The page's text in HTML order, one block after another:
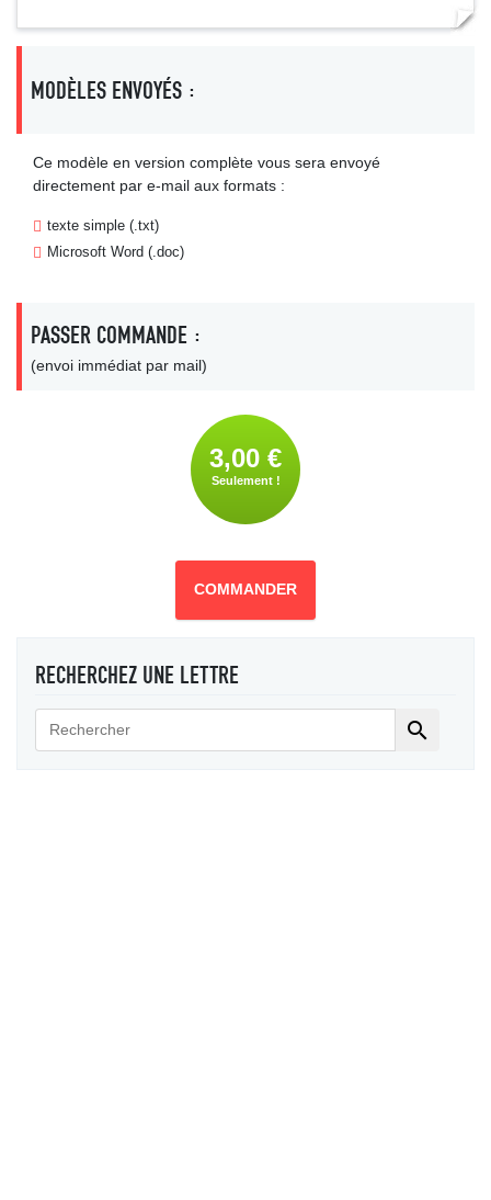
MODÈLES ENVOYÉS :
Ce modèle en version complète vous sera envoyé
directement par e-mail aux formats :
texte simple (.txt)
Microsoft Word (.doc)
PASSER COMMANDE :
(envoi immédiat par mail)
3,00 €
Seulement !
COMMANDER
RECHERCHEZ UNE LETTRE
